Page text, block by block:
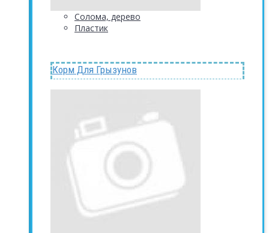
Солома, дерево
Пластик
Корм Для Грызунов